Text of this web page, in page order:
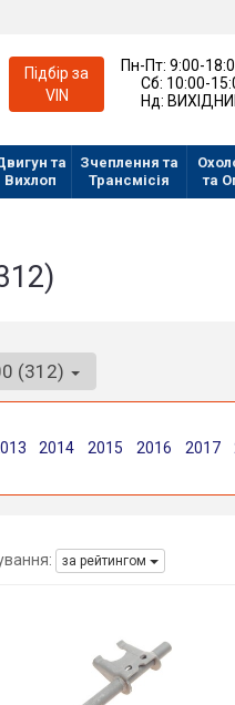
Підбір за
VIN
Пн-Пт:9:00-
Сб: 10:00-
Нд:
та
Вихлоп
Зчеплення та
Трансмісія
та
2014 2015 2016 2017
(312)
за рейтингом